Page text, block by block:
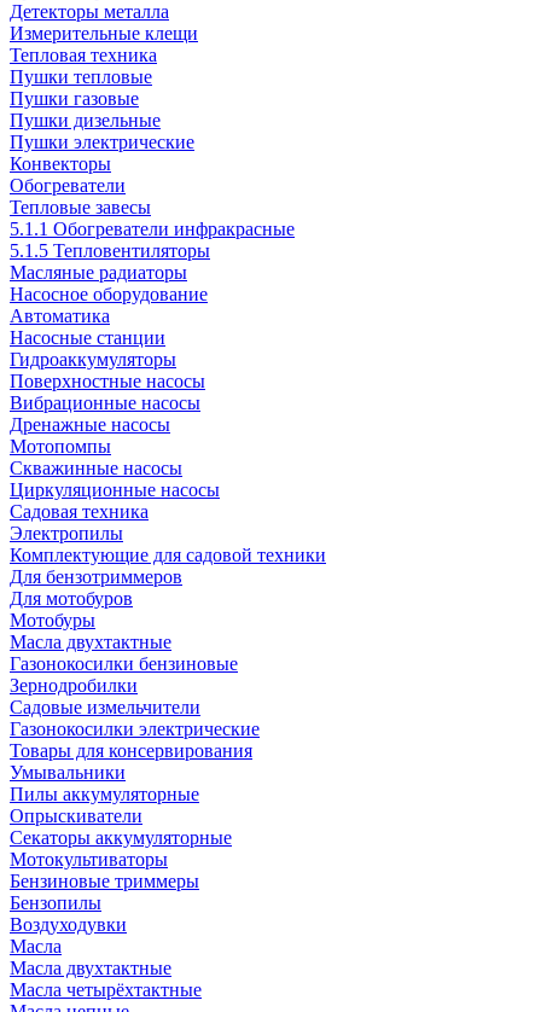
Детекторы металла
Измерительные клещи
Тепловая техника
Пушки тепловые
Пушки газовые
Пушки дизельные
Пушки электрические
Конвекторы
Обогреватели
Тепловые завесы
5.1.1 Обогреватели инфракрасные
5.1.5 Тепловентиляторы
Масляные радиаторы
Насосное оборудование
Автоматика
Насосные станции
Гидроаккумуляторы
Поверхностные насосы
Вибрационные насосы
Дренажные насосы
Мотопомпы
Скважинные насосы
Циркуляционные насосы
Садовая техника
Электропилы
Комплектующие для садовой техники
Для бензотриммеров
Для мотобуров
Мотобуры
Масла двухтактные
Газонокосилки бензиновые
Зернодробилки
Садовые измельчители
Газонокосилки электрические
Товары для консервирования
Умывальники
Пилы аккумуляторные
Опрыскиватели
Секаторы аккумуляторные
Мотокультиваторы
Бензиновые триммеры
Бензопилы
Воздуходувки
Масла
Масла двухтактные
Масла четырёхтактные